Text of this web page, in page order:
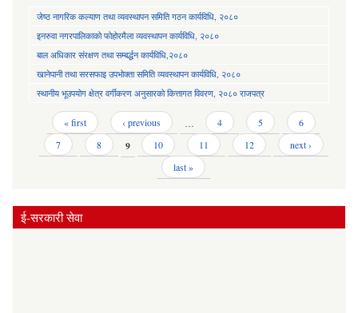
जेष्ठ नागरिक कल्याण तथा व्यवस्थापन समिति गठन कार्यविधि, २०८०
इनरुवा नगरपालिकाको फोहोरमैला व्यवस्थापन कार्यविधि, २०८०
बाल अधिकार संरक्षण तथा सम्बर्द्धन कार्यविधि,२०८०
खानेपानी तथा सरसफाइ उपभोक्ता समिति व्यवस्थापन कार्यविधि, २०८०
स्थानीय भूउपयोग क्षेत्र वर्गीकरण अनुसारको कित्तागत विवरण, २०८० राजपत्र
Pages « first ‹ previous … 4 5
6
7
8 9 10 11 12
next ›
last »
ई-सरकारी सेवा